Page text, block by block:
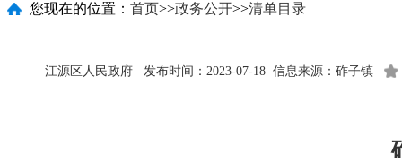
您现在的位置： 首页>>政务公开>>清单目录
江源区人民政府 发布时间：2023-07-18 信息来源：砟子镇